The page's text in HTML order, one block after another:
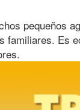
pequeños
familiares. Es